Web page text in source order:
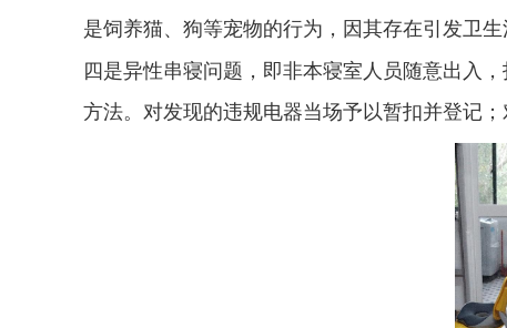
是饲养猫、狗等宠物的行为，因其存在引发卫
四是异性串寝问题，即非本寝室人员随意出入，
方法。 对发现的违规电器当场予以暂扣并登记